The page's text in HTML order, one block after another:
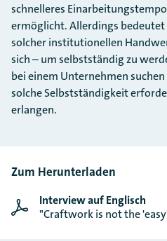
schnelleres
ermöglicht. Allerdings
solcher institutionellen
sich – um selbstständig zu
bei einem Unternehmen
solche Selbstständigkeit
erlangen.
Zum Herunterladen
Interview auf Englisch
"Craftwork is not the